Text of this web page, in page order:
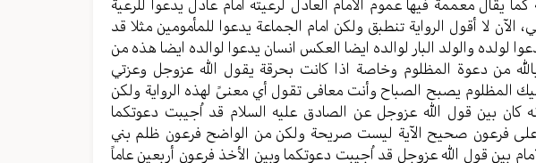
یقال معممة فیها عموم الامام العادل لرعیته امام عادل یدعوا للرعیة
لا أقول الروایة تنطبق ولکن امام الجماعة یدعوا للمأمومین مثلا قد
لولده والولد البار لوالده ایضا العکس انسان یدعوا لوالده ایضا هذه من
من دعوة المظلوم وخاصة اذا کانت بحرقة یقول الله عزوجل وعزتي
المظلوم یصبح الصباح وأنت معافی تقول أي معنیً لهذه الروایة ولکن
کان بین قول الله عزوجل عن الصادق علیه السلام قد اُجیبت دعوتکما
فرعون صحیح الآیة لیست صریحة ولکن من الواضح فرعون ظلم بني
بین قول الله عزوجل قد اُجیبت دعوتکما وبین الأخذ فرعون أربعین عاماً